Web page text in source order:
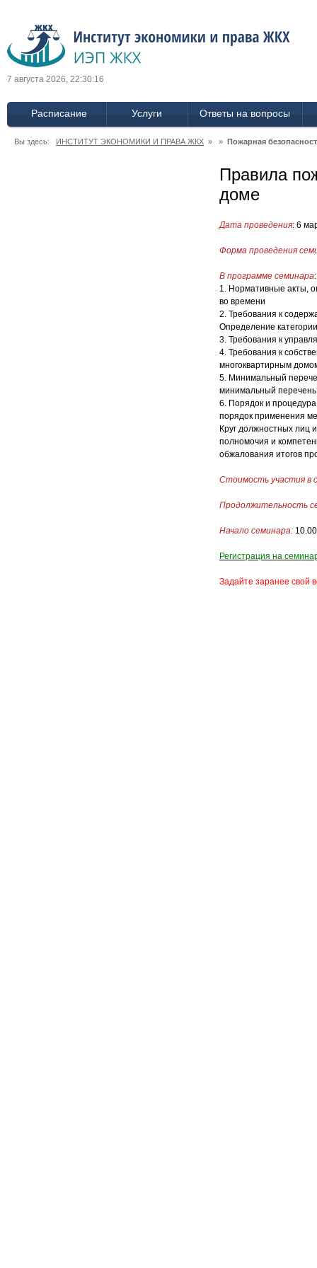
7 августа 2026, 22:30:16
Расписание Услуги Ответы на вопросы
Вы здесь: ИНСТИТУТ ЭКОНОМИКИ И ПРАВА ЖКХ » » Пожарная
Правила
доме
Дата проведения: 6
Форма проведения
В программе семинара:
1. Нормативные акты,
во времени
2. Требования к
Определение
3. Требования к
4. Требования к
многоквартирным
5. Минимальный
минимальный
6. Порядок и
порядок применения
Круг должностных лиц
полномочия и
обжалования итогов
Стоимость участия в
Продолжительность
Начало семинара:
Регистрация на
Задайте заранее свой